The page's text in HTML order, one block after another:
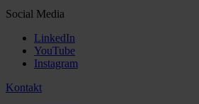
Social Media
LinkedIn
YouTube
Instagram
Kontakt